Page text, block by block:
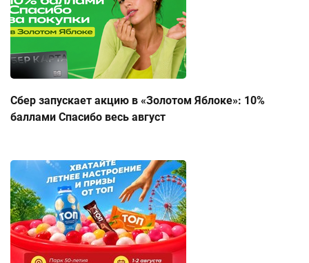
Сбер запускает акцию в «Золотом Яблоке»: 10%
баллами Спасибо весь август